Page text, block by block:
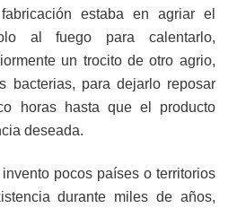
estaba en agriar el
al fuego para calentarlo,
un trocito de otro agrio,
bacterias, para dejarlo reposar
horas hasta que el producto
deseada.
pocos países o territorios
durante miles de años,